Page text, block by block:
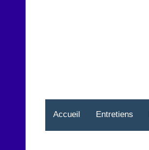
Accueil Entretiens